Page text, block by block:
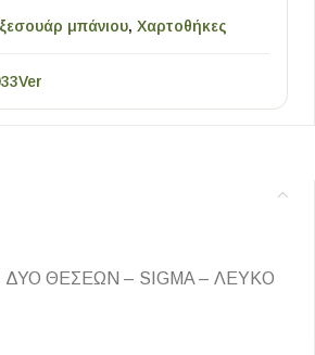
μπάνιου, Χαρτοθήκες
ΘΕΣΕΩΝ – SIGMA – ΛΕΥΚΟ